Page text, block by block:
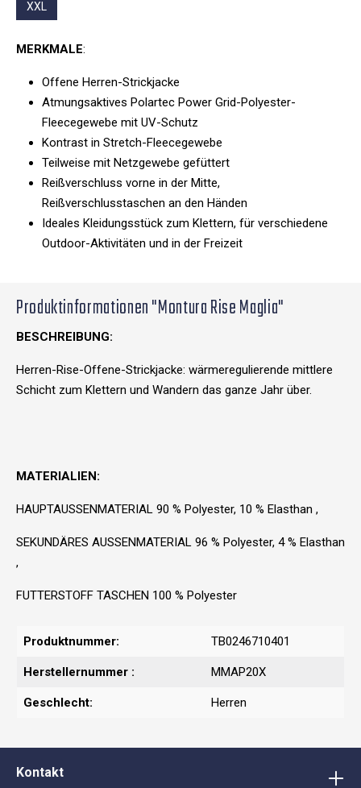
XXL
MERKMALE:
Offene Herren-Strickjacke
Atmungsaktives Polartec Power Grid-Polyester-
Fleecegewebe mit UV-Schutz
Kontrast in Stretch-Fleecegewebe
Teilweise mit Netzgewebe gefüttert
Reißverschluss vorne in der Mitte,
Reißverschlusstaschen an den Händen
Ideales Kleidungsstück zum Klettern, für verschiedene
Outdoor-Aktivitäten und in der Freizeit
Produktinformationen "Montura Rise Maglia"
BESCHREIBUNG:
Herren-Rise-Offene-Strickjacke: wärmeregulierende mittlere
Schicht zum Klettern und Wandern das ganze Jahr über.
MATERIALIEN:
HAUPTAUSSENMATERIAL 90 % Polyester, 10 % Elasthan ,
SEKUNDÄRES AUSSENMATERIAL 96 % Polyester, 4 % Elasthan
,
FUTTERSTOFF TASCHEN 100 % Polyester
Produktnummer: TB0246710401
Herstellernummer : MMAP20X
Geschlecht: Herren
Kontakt